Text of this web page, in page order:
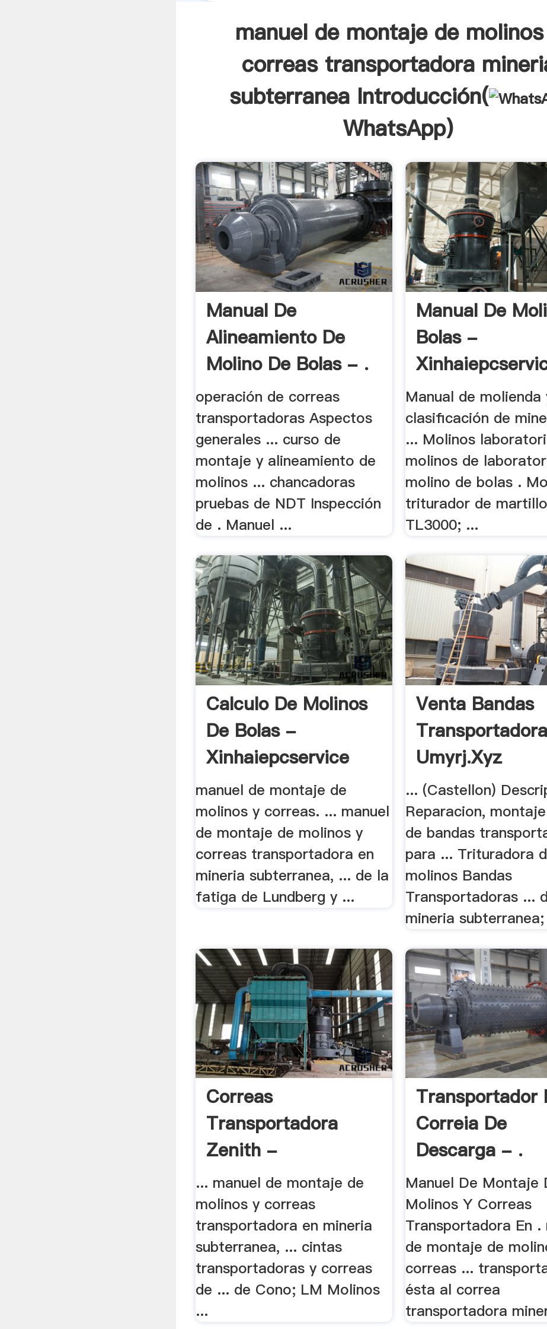
manuel de montaje de
correas transportadora
subterranea Introducción(
WhatsApp)
Manual De
Alineamiento De
Molino De Bolas - .
operación de correas
transportadoras Aspectos
generales ... curso de
montaje y alineamiento de
molinos ... chancadoras
pruebas de NDT Inspección
de . Manuel ...
Manual De
Bolas -
Manual de molienda
clasificación de
... Molinos
molinos de
molino de bolas .
triturador de
TL3000; ...
Calculo De Molinos
De Bolas -
Xinhaiepcservice
manuel de montaje de
molinos y correas. ... manuel
de montaje de molinos y
correas transportadora en
mineria subterranea, ... de la
fatiga de Lundberg y ...
Venta Bandas
Umyrj.xyz
... (Castellon)
Reparacion,
de bandas
para ... Trituradora
molinos Bandas
Transportadoras ...
mineria subterranea;
Correas
Transportadora
Zenith -
Grupoproexi
... manuel de montaje de
molinos y correas
transportadora en mineria
subterranea, ... cintas
transportadoras y correas
de ... de Cono; LM Molinos
...
Transportador
Correia De
Descarga - .
Manuel De Montaje
Molinos Y Correas
Transportadora En .
de montaje de
correas ...
ésta al correa
transportadora